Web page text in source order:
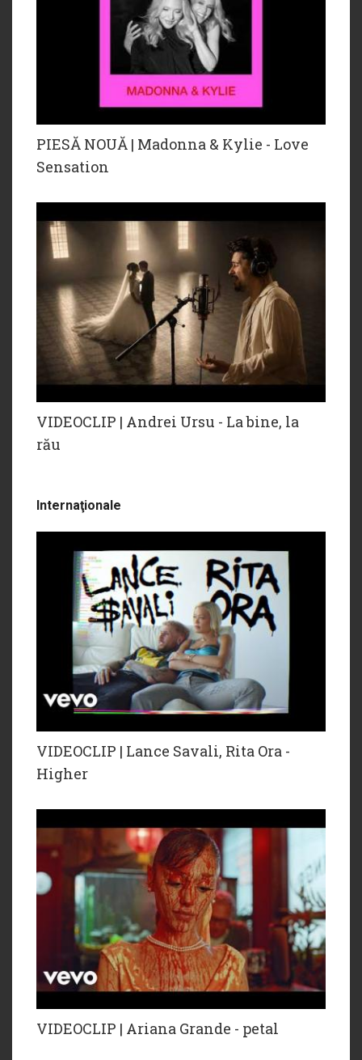
PIESĂ NOUĂ | Madonna & Kylie - Love
Sensation
VIDEOCLIP | Andrei Ursu - La bine, la
rău
Internaţionale
VIDEOCLIP | Lance Savali, Rita Ora -
Higher
VIDEOCLIP | Ariana Grande - petal